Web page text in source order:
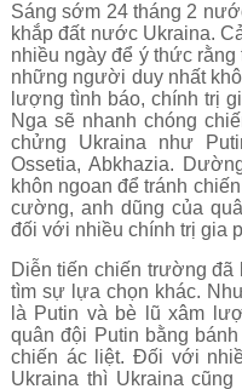
Sáng sớm 24 tháng 2
khắp đất nước Ukraina.
nhiều ngày để ý thức
những người duy nhất
lượng tình báo, chính trị
Nga sẽ nhanh chóng
chửng Ukraina như
Ossetia, Abkhazia.
khôn ngoan để tránh
cường, anh dũng của
đối với nhiều chính trị gia
Diễn tiến chiến trường đã
tìm sự lựa chọn khác.
là Putin và bè lũ xâm
quân đội Putin bằng
chiến ác liệt. Đối với
Ukraina thì Ukraina